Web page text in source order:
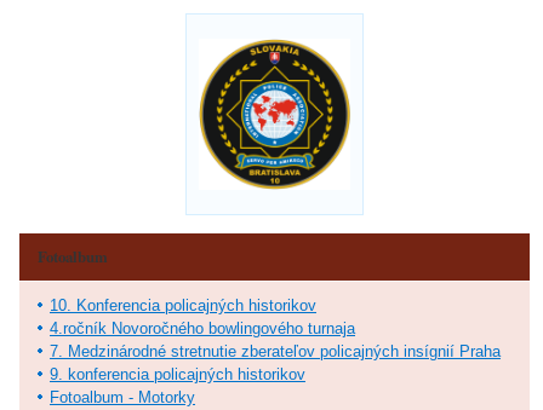
Fotoalbum
10. Konferencia policajných historikov
4.ročník Novoročného bowlingového turnaja
7. Medzinárodné stretnutie zberateľov policajných insígnií Praha
9. konferencia policajných historikov
Fotoalbum - Motorky